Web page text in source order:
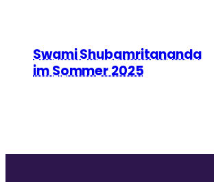
Swami Shubamritananda
im Sommer 2025